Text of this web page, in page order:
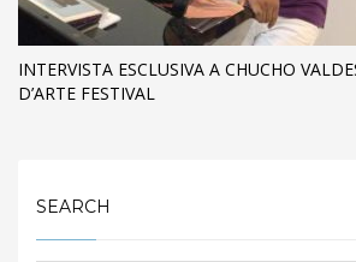
INTERVISTA ESCLUSIVA A CHUCHO
D’ARTE FESTIVAL
SEARCH